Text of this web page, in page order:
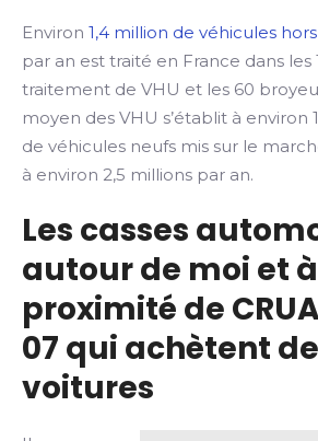
Environ 1,4 million de véhicules hors
par an est traité en France dans les
traitement de VHU et les 60
moyen des VHU s’établit à environ
de véhicules neufs mis sur le
à environ 2,5 millions par an.
Les casses
autour de moi et à
proximité de
07 qui achètent
voitures